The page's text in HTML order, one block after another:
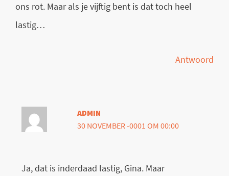
ons rot. Maar als je vijftig bent is dat toch heel
lastig…
Antwoord
ADMIN
30 NOVEMBER -0001 OM 00:00
Ja, dat is inderdaad lastig, Gina. Maar